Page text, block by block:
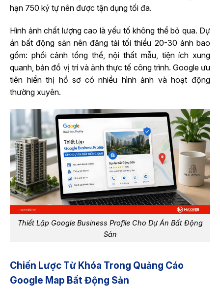
hạn 750 ký tự nên được tận dụng tối đa.
Hình ảnh chất lượng cao là yếu tố không thể bỏ qua. Dự
án bất động sản nên đăng tải tối thiểu 20-30 ảnh bao
gồm: phối cảnh tổng thể, nội thất mẫu, tiện ích xung
quanh, bản đồ vị trí và ảnh thực tế công trình. Google ưu
tiên hiển thị hồ sơ có nhiều hình ảnh và hoạt động
thường xuyên.
Thiết Lập Google Business Profile Cho Dự Án Bất Động
Sản
Chiến Lược Từ Khóa Trong Quảng Cáo
Google Map Bất Động Sản